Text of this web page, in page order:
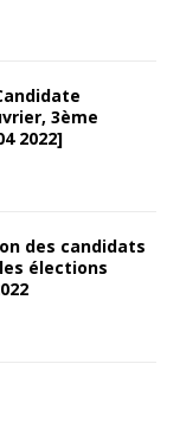
3ème
2022]
des candidats
élections